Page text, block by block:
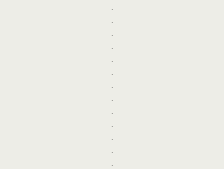
.
.
.
.
.
.
.
.
.
.
.
.
.